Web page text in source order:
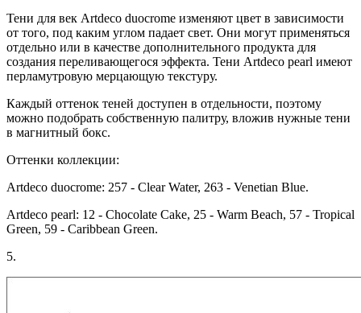
Тени для век Artdeco duocrome изменяют цвет в зависимости
от того, под каким углом падает свет. Они могут применяться
отдельно или в качестве дополнительного продукта для
создания переливающегося эффекта. Тени Artdeco pearl имеют
перламутровую мерцающую текстуру.
Каждый оттенок теней доступен в отдельности, поэтому
можно подобрать собственную палитру, вложив нужные тени
в магнитный бокс.
Оттенки коллекции:
Artdeco duocrome: 257 - Clear Water, 263 - Venetian Blue.
Artdeco pearl: 12 - Chocolate Cake, 25 - Warm Beach, 57 - Tropical
Green, 59 - Caribbean Green.
5.